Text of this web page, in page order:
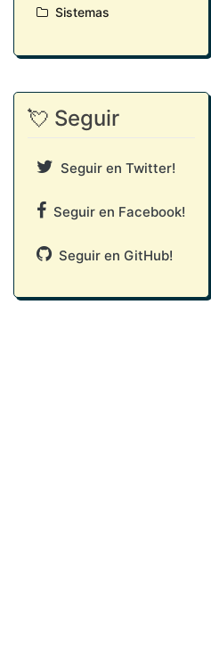
Sistemas
💘 Seguir
Seguir en Twitter!
Seguir en Facebook!
Seguir en GitHub!